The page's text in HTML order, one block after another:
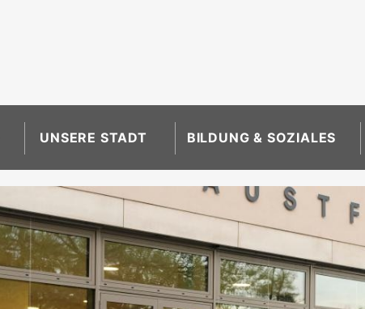
UNSERE STADT BILDUNG & SOZIALES